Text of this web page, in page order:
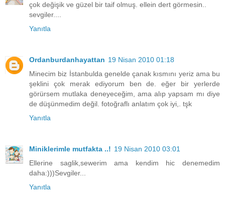
çok değişik ve güzel bir taif olmuş. ellein dert görmesin..
sevgiler....
Yanıtla
Ordanburdanhayattan 19 Nisan 2010 01:18
Minecim biz İstanbulda genelde çanak kısmını yeriz ama bu
şeklini çok merak ediyorum ben de. eğer bir yerlerde
görürsem mutlaka deneyeceğim, ama alıp yapsam mı diye
de düşünmedim değil. fotoğraflı anlatım çok iyi,. tşk
Yanıtla
Miniklerimle mutfakta ..! 19 Nisan 2010 03:01
Ellerine saglik,sewerim ama kendim hic denemedim
daha:)))Sevgiler...
Yanıtla